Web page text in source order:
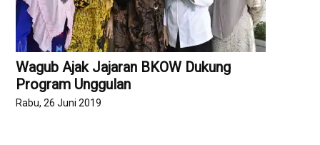
Wagub Ajak Jajaran BKOW Dukung
Program Unggulan
Rabu, 26 Juni 2019